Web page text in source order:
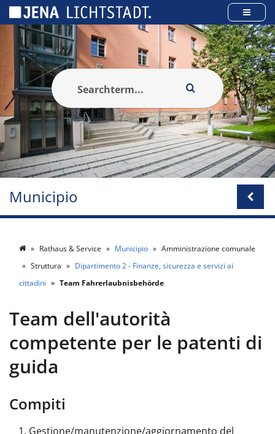
Municipio
Rathaus & Service Municipio
Amministrazione comunale
Struttura
Dipartimento 2 - Finanze, sicurezza e servizi ai
cittadini
Team Fahrerlaubnisbehörde
Team dell'autorità
competente per le patenti di
guida
Compiti
Gestione/manutenzione/aggiornamento del
Pannello di gestione dei cookies